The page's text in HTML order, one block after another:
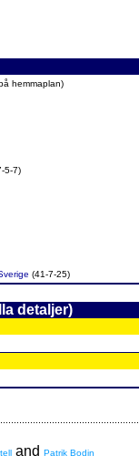
hemmaplan)
5-7)
(41-7-25)
detaljer)
and Patrik Bodin